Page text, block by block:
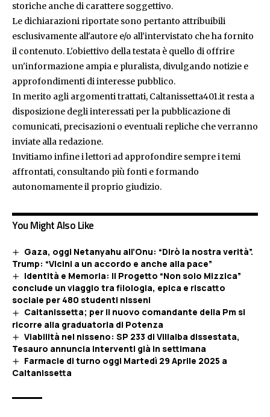
storiche anche di carattere soggettivo.
Le dichiarazioni riportate sono pertanto attribuibili
esclusivamente all'autore e/o all'intervistato che ha fornito
il contenuto. L'obiettivo della testata è quello di offrire
un'informazione ampia e pluralista, divulgando notizie e
approfondimenti di interesse pubblico.
In merito agli argomenti trattati, Caltanissetta401.it resta a
disposizione degli interessati per la pubblicazione di
comunicati, precisazioni o eventuali repliche che verranno
inviate alla redazione.
Invitiamo infine i lettori ad approfondire sempre i temi
affrontati, consultando più fonti e formando
autonomamente il proprio giudizio.
You Might Also Like
Gaza, oggi Netanyahu all’Onu: “Dirò la nostra verità”.
Trump: “Vicini a un accordo e anche alla pace”
Identità e Memoria: Il Progetto “Non solo Mizzica”
conclude un viaggio tra filologia, epica e riscatto
sociale per 480 studenti nisseni
Caltanissetta; per il nuovo comandante della Pm si
ricorre alla graduatoria di Potenza
Viabilità nel nisseno: SP 233 di Villalba dissestata,
Tesauro annuncia interventi già in settimana
Farmacie di turno oggi Martedì 29 Aprile 2025 a
Caltanissetta